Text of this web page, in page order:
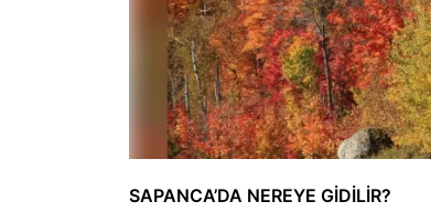
SAPANCA’DA NEREYE GİDİLİR?